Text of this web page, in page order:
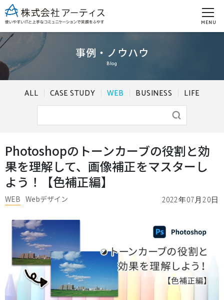
MENU
事例・ノウハウ
Blog
ALL CASE STUDY WEB BUSINESS LIFE
Photoshopのトーンカーブの役割と効
果を理解して、画像補正をマスターし
よう！【色補正編】
2022年07月20日
WEB Webデザイン